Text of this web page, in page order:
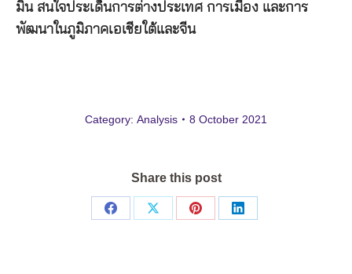
มิน สนใจประเด็นการต่างประเทศ การเมือง และการ
พัฒนาในภูมิภาคเอเชียใต้และจีน
Category: Analysis 8 October 2021
Share this post
Share
Share
Share
Share